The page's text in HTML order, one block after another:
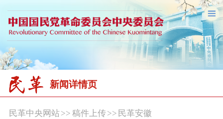
新闻详情页
民革中央网站>> 稿件上传 >> 民革安徽